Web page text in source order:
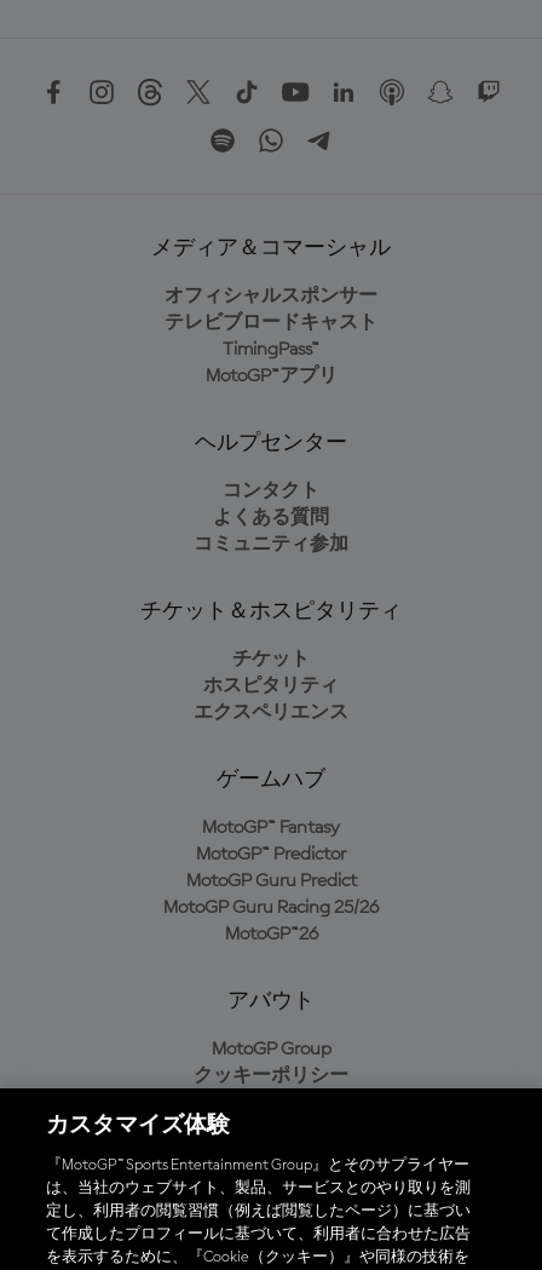
メディア＆コマーシャル
オフィシャルスポンサー
テレビブロードキャスト
TimingPass™
MotoGP™アプリ
ヘルプセンター
コンタクト
よくある質問
コミュニティ参加
チケット＆ホスピタリティ
チケット
ホスピタリティ
エクスペリエンス
ゲームハブ
MotoGP™ Fantasy
MotoGP™ Predictor
MotoGP Guru Predict
MotoGP Guru Racing 25/26
MotoGP™26
アバウト
MotoGP Group
クッキーポリシー
プライバシーポリシー
購入ポリシー
オフィシャルアプリ
カスタマイズ体験
『MotoGP™ Sports Entertainment Group』とそのサプライヤー
は、当社のウェブサイト、製品、サービスとのやり取りを測
定し、利用者の閲覧習慣（例えば閲覧したページ）に基づい
て作成したプロフィールに基づいて、利用者に合わせた広告
を表示するために、『Cookie（クッキー）』や同様の技術を